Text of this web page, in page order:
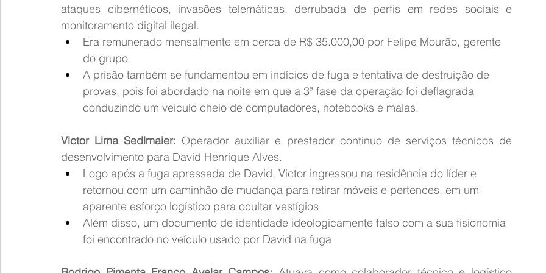
ataques cibernéticos, invasões telemáticas, derrubada de perfis em redes sociais e
monitoramento digital ilegal.
Era remunerado mensalmente em cerca de R$ 35.000,00 por Felipe Mourão, gerente
do grupo
A prisão também se fundamentou em indícios de fuga e tentativa de destruição de
provas, pois foi abordado na noite em que a 3ª fase da operação foi deflagrada
conduzindo um veículo cheio de computadores, notebooks e malas.
Victor Lima Sedlmaier: Operador auxiliar e prestador contínuo de serviços técnicos de
desenvolvimento para David Henrique Alves.
Logo após a fuga apressada de David, Victor ingressou na residência do líder e
retornou com um caminhão de mudança para retirar móveis e pertences, em um
aparente esforço logístico para ocultar vestígios
Além disso, um documento de identidade ideologicamente falso com a sua fisionomia
foi encontrado no veículo usado por David na fuga